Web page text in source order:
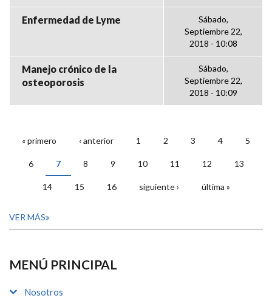
Enfermedad de Lyme
Sábado,
Septiembre 22,
2018 - 10:08
Manejo crónico de la
osteoporosis
Sábado,
Septiembre 22,
2018 - 10:09
PÁGINAS
« primero ‹ anterior 1 2 3 4 5
6 7 8 9 10 11 12 13
14 15 16 siguiente › última »
VER MÁS
MENÚ PRINCIPAL
Nosotros